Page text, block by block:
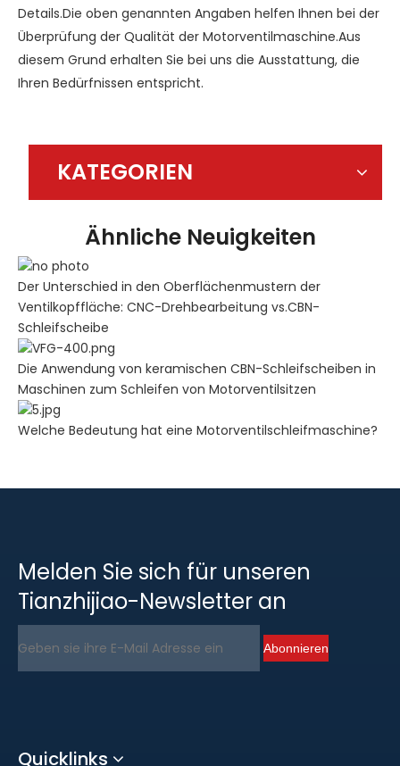
Details.Die oben genannten Angaben helfen Ihnen bei der
Überprüfung der Qualität der Motorventilmaschine.Aus
diesem Grund erhalten Sie bei uns die Ausstattung, die
Ihren Bedürfnissen entspricht.
KATEGORIEN
Ähnliche Neuigkeiten
Der Unterschied in den Oberflächenmustern der
Ventilkopffläche: CNC-Drehbearbeitung vs.CBN-
Schleifscheibe
Die Anwendung von keramischen CBN-Schleifscheiben in
Maschinen zum Schleifen von Motorventilsitzen
Welche Bedeutung hat eine Motorventilschleifmaschine?
Melden Sie sich für unseren
Tianzhijiao-Newsletter an
Abonnieren
Quicklinks